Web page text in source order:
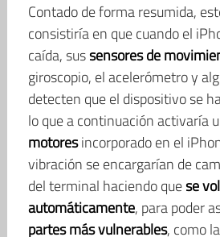
Contado de forma resumida,
consistiría en que cuando el
caída, sussensores de
giroscopio, el acelerómetro y
detecten que el dispositivo se
lo que a continuación activaría
motoresincorporado en el
vibración se encargarían de
del terminal haciendo quese
automáticamente, para poder
partes más vulnerables, como